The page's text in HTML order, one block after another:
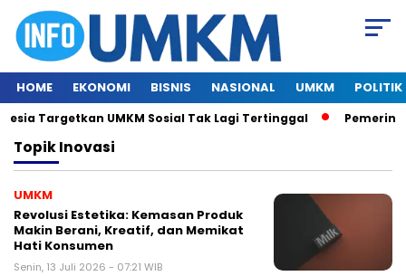
HOME EKONOMI BISNIS NASIONAL UMKM POLITIK
Targetkan UMKM Sosial Tak Lagi Tertinggal
TopikInovasi
UMKM
Revolusi Estetika: Kemasan Produk
Makin Berani, Kreatif, dan Memikat
Hati Konsumen
Senin, 13 Juli 2026 - 07:21 WIB